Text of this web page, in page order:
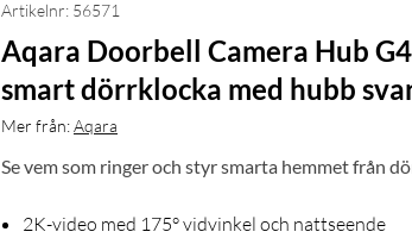
Artikelnr: 56571
Aqara Doorbell Camera Hub
smart dörrklocka med hubb
Mer från:Aqara
Se vem som ringer och styr smarta hemmet från
2K-video med 175° vidvinkel och nattseende